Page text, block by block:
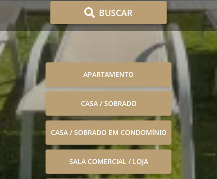
BUSCAR
APARTAMENTO
CASA / SOBRADO
CASA / SOBRADO EM CONDOMÍNIO
SALA COMERCIAL / LOJA